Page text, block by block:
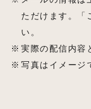
ただけます。「
い。
実際の配信内容
写真はイメージ